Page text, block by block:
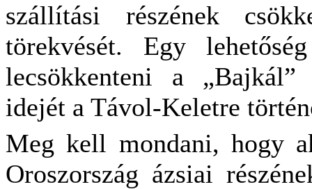
szállítási részének
törekvését. Egy
lecsökkenteni a „Bajkál”
idejét a Távol-Keletre
Meg kell mondani, hogy
Oroszország ázsiai